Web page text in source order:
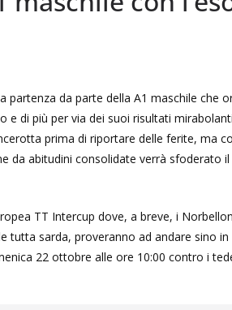
partenza da parte della A1 maschile che
di più per via dei suoi risultati
prima di riportare delle ferite, ma
da abitudini consolidate verrà sfoderato
TT Intercup dove, a breve, i
tutta sarda, proveranno ad andare sino
22 ottobre alle ore 10:00 contro i